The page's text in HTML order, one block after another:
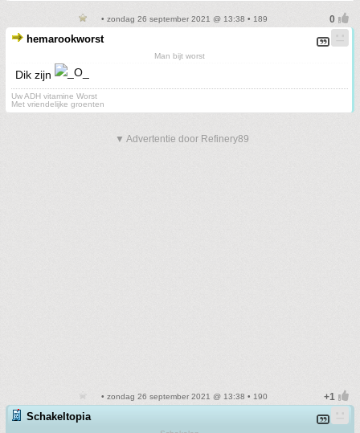
• zondag 26 september 2021 @ 13:38 • 189
hemarookworst
Man bijt worst
Dik zijn
Uw ADH vitamine Worst
Met vriendelijke groenten
▼ Advertentie door Refinery89
• zondag 26 september 2021 @ 13:38 • 190
Schakeltopia